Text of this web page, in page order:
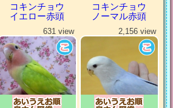
コキンチョウ
イエロー赤頭
コキンチョウ
ノーマル赤頭
631 view 2,156 view